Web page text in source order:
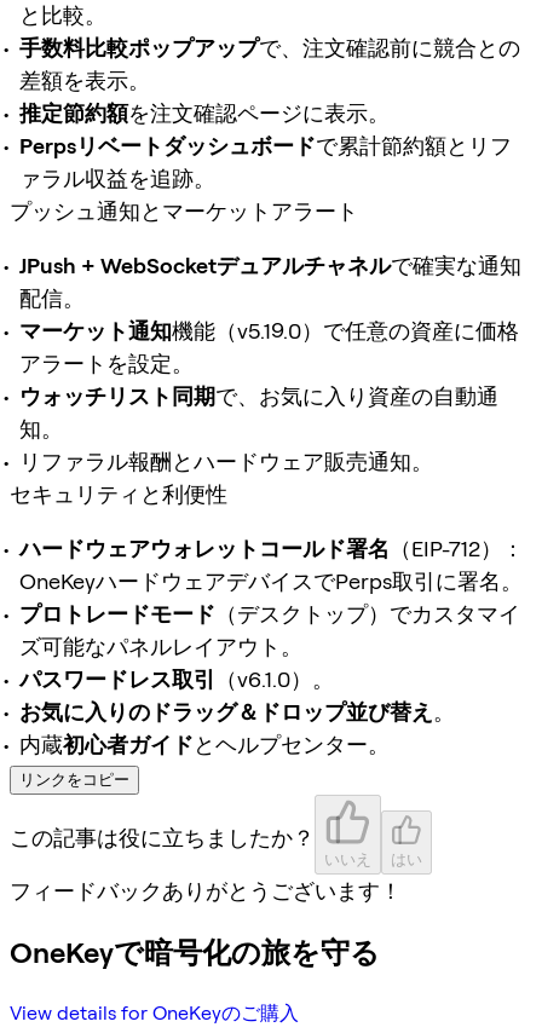
と比較。
手数料比較ポップアップで、注文確認前に競合との
差額を表示。
推定節約額を注文確認ページに表示。
Perpsリベートダッシュボードで累計節約額とリフ
ァラル収益を追跡。
プッシュ通知とマーケットアラート
JPush + WebSocketデュアルチャネルで確実な通知
配信。
マーケット通知機能（v5.19.0）で任意の資産に価格
アラートを設定。
ウォッチリスト同期で、お気に入り資産の自動通
知。
リファラル報酬とハードウェア販売通知。
セキュリティと利便性
ハードウェアウォレットコールド署名 （EIP-712）：
OneKeyハードウェアデバイスでPerps取引に署名。
プロトレードモード （デスクトップ）でカスタマイ
ズ可能なパネルレイアウト。
パスワードレス取引
（v6.1.0）。
お気に入りのドラッグ＆ドロップ並び替え 。
内蔵初心者ガイドとヘルプセンター。
リンクをコピー
この記事は役に立ちましたか？
いいえ はい
フィードバックありがとうございます！
OneKeyで暗号化の旅を守る
View details for OneKeyのご購入